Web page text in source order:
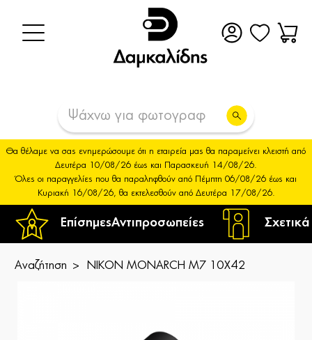
ΕπίσημεςΑντιπροσωπείες
Θα θέλαμε να σας ενημερώσουμε ότι η εταιρεία μας θα παραμείνει κλειστή από
Δευτέρα 10/08/26 έως και Παρασκευή 14/08/26.
Όλες οι παραγγελίες που θα παραληφθούν από Πέμπτη 06/08/26 έως και
Κυριακή 16/08/26, θα εκτελεσθούν από Δευτέρα 17/08/26.
Αναζήτηση NIKON MONARCH M7 10X42